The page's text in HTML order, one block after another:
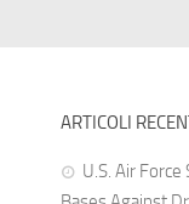
ARTICOLI
U.S. Air